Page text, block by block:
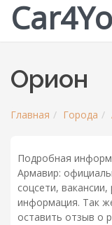
Орион
Главная Города
Подробная
Армавир:
соцсети, вакансии,
информация. Так
оставить отзыв о